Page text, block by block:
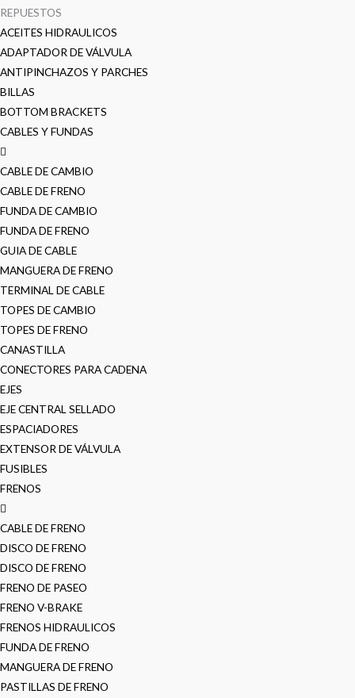
REPUESTOS
ACEITES HIDRAULICOS
ADAPTADOR DE VÁLVULA
ANTIPINCHAZOS Y PARCHES
BILLAS
BOTTOM BRACKETS
CABLES Y FUNDAS
CABLE DE CAMBIO
CABLE DE FRENO
FUNDA DE CAMBIO
FUNDA DE FRENO
GUIA DE CABLE
MANGUERA DE FRENO
TERMINAL DE CABLE
TOPES DE CAMBIO
TOPES DE FRENO
CANASTILLA
CONECTORES PARA CADENA
EJES
EJE CENTRAL SELLADO
ESPACIADORES
EXTENSOR DE VÁLVULA
FUSIBLES
FRENOS
CABLE DE FRENO
DISCO DE FRENO
DISCO DE FRENO
FRENO DE PASEO
FRENO V-BRAKE
FRENOS HIDRAULICOS
FUNDA DE FRENO
MANGUERA DE FRENO
PASTILLAS DE FRENO